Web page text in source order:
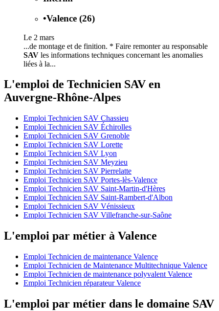
•Valence (26)
Le 2 mars
...de montage et de finition. * Faire remonter au responsable
SAV les informations techniques concernant les anomalies
liées à la...
L'emploi de Technicien SAV en
Auvergne-Rhône-Alpes
Emploi Technicien SAV Chassieu
Emploi Technicien SAV Échirolles
Emploi Technicien SAV Grenoble
Emploi Technicien SAV Lorette
Emploi Technicien SAV Lyon
Emploi Technicien SAV Meyzieu
Emploi Technicien SAV Pierrelatte
Emploi Technicien SAV Portes-lès-Valence
Emploi Technicien SAV Saint-Martin-d'Hères
Emploi Technicien SAV Saint-Rambert-d'Albon
Emploi Technicien SAV Vénissieux
Emploi Technicien SAV Villefranche-sur-Saône
L'emploi par métier à Valence
Emploi Technicien de maintenance Valence
Emploi Technicien de Maintenance Multitechnique Valence
Emploi Technicien de maintenance polyvalent Valence
Emploi Technicien réparateur Valence
L'emploi par métier dans le domaine SAV